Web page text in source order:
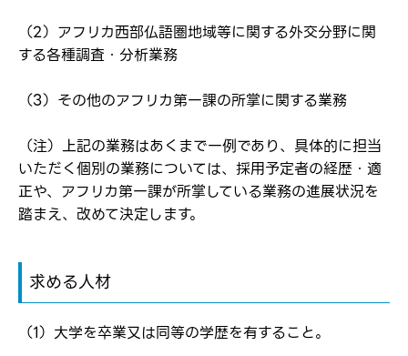
弊社ホームページの求人票をみて
応募した方へ
応募完了通知をする
弊社ホームページの求人票をみて
応募し、転職を決めた方
転職報告をする
お気に入り登録にはログインが必要です
パスワード
※パスワードを忘れた方はコチラ
（2）アフリカ西部仏語圏地域等に関する外交分野に関
する各種調査・分析業務
（3）その他のアフリカ第一課の所掌に関する業務
（注）上記の業務はあくまで一例であり、具体的に担当
いただく個別の業務については、採用予定者の経歴・適
正や、アフリカ第一課が所掌している業務の進展状況を
踏まえ、改めて決定します。
求める人材
（1）大学を卒業又は同等の学歴を有すること。